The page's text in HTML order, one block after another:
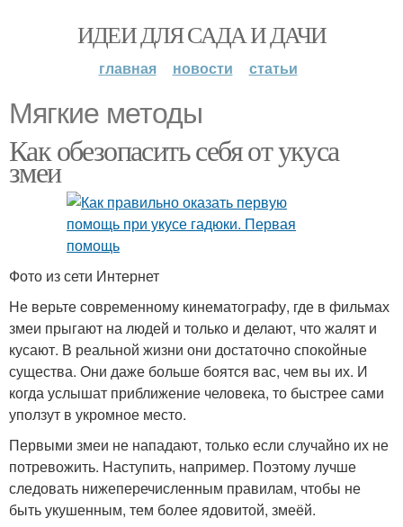
ИДЕИ ДЛЯ САДА И ДАЧИ
главная новости статьи
Мягкие методы
Как обезопасить себя от укуса
змеи
Фото из сети Интернет
Не верьте современному кинематографу, где в фильмах
змеи прыгают на людей и только и делают, что жалят и
кусают. В реальной жизни они достаточно спокойные
существа. Они даже больше боятся вас, чем вы их. И
когда услышат приближение человека, то быстрее сами
уползут в укромное место.
Первыми змеи не нападают, только если случайно их не
потревожить. Наступить, например. Поэтому лучше
следовать нижеперечисленным правилам, чтобы не
быть укушенным, тем более ядовитой, змеёй.